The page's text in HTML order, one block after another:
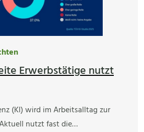
Erwerbstätige nutzt
(KI) wird im Arbeitsalltag zur
nutzt fast die…